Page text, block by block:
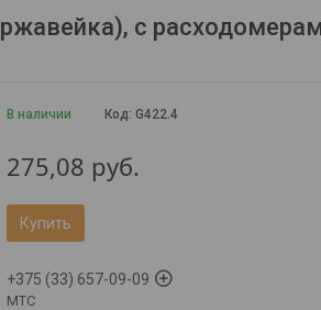
с
В наличии Код: G422.4
275,08 руб.
Купить
+375 (33) 657-09-09
МТС